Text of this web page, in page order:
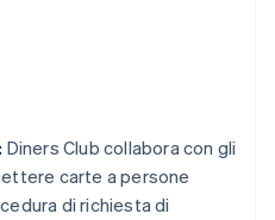
Diners Club collabora con gli
carte a persone
di richiesta di